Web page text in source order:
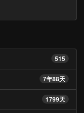
515
7年88天
1799天